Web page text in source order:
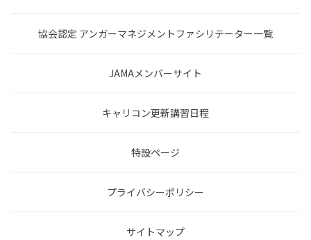
協会認定 アンガーマネジメントファシリテーター一覧
JAMAメンバーサイト
キャリコン更新講習日程
特設ページ
プライバシーポリシー
サイトマップ